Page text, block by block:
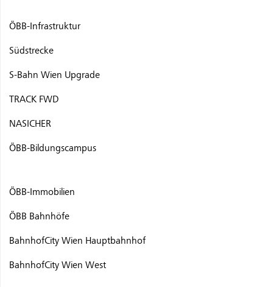
ÖBB-Infrastruktur
Südstrecke
S-Bahn Wien Upgrade
TRACK FWD
NASICHER
ÖBB-Bildungscampus
ÖBB-Immobilien
ÖBB Bahnhöfe
BahnhofCity Wien Hauptbahnhof
BahnhofCity Wien West